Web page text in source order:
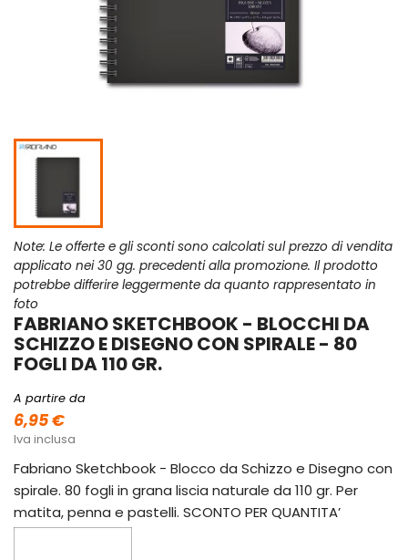
Note: Le offerte e gli sconti sono calcolati sul prezzo di vendita
applicato nei 30 gg. precedenti alla promozione. Il prodotto
potrebbe differire leggermente da quanto rappresentato in
foto
FABRIANO SKETCHBOOK - BLOCCHI DA
SCHIZZO E DISEGNO CON SPIRALE - 80
FOGLI DA 110 GR.
A partire da
6,95 €
Iva inclusa
Fabriano Sketchbook - Blocco da Schizzo e Disegno con
spirale. 80 fogli in grana liscia naturale da 110 gr. Per
matita, penna e pastelli. SCONTO PER QUANTITA’